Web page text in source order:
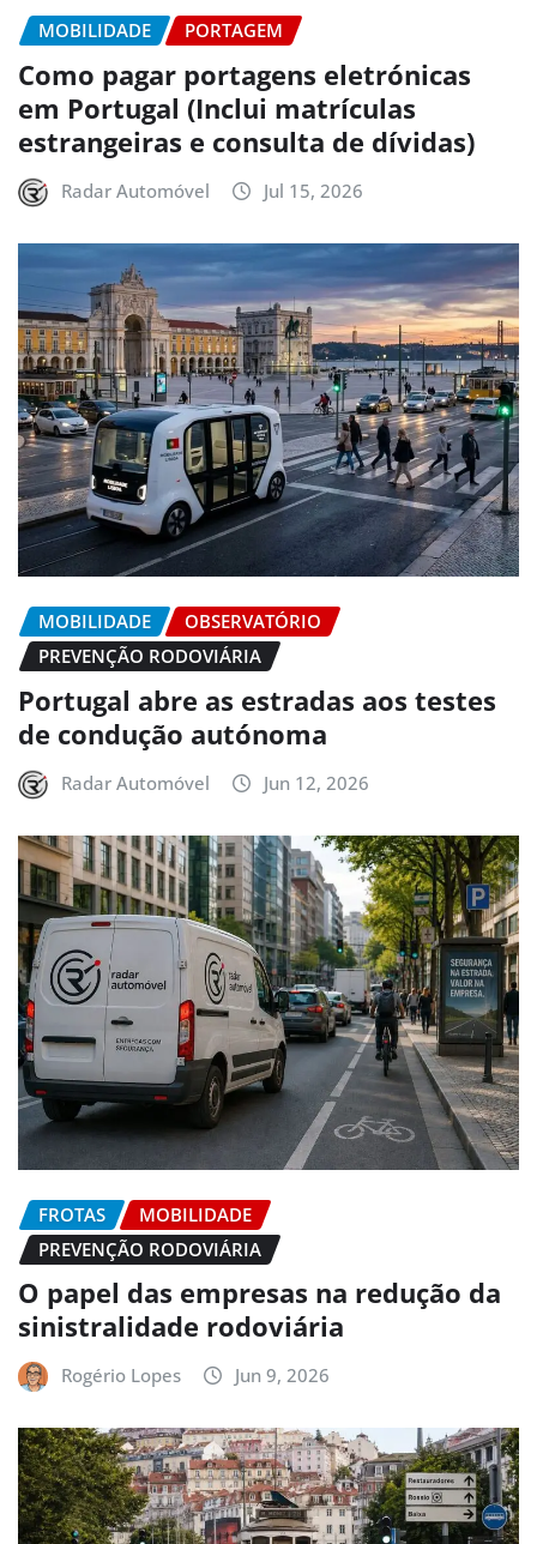
MOBILIDADE PORTAGEM
Como pagar portagens eletrónicas
em Portugal (Inclui matrículas
estrangeiras e consulta de dívidas)
Radar Automóvel Jul 15, 2026
MOBILIDADE
OBSERVATÓRIO
PREVENÇÃO RODOVIÁRIA
Portugal abre as estradas aos testes
de condução autónoma
Radar Automóvel Jun 12, 2026
FROTAS
MOBILIDADE
PREVENÇÃO RODOVIÁRIA
O papel das empresas na redução da
sinistralidade rodoviária
Rogério Lopes Jun 9, 2026